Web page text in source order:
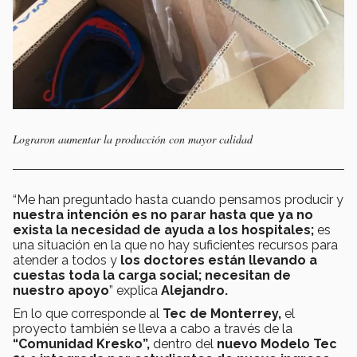
Lograron aumentar la producción con mayor calidad
“Me han preguntado hasta cuando pensamos producir y
nuestra intención es no parar hasta que ya no
exista la necesidad de ayuda a los hospitales; es
una situación en la que no hay suficientes recursos para
atender a todos y los doctores están llevando a
cuestas toda la carga social; necesitan de
nuestro apoyo” explica Alejandro.
En lo que corresponde al Tec de Monterrey, el
proyecto también se lleva a cabo a través de la
“Comunidad Kresko”, dentro del nuevo Modelo Tec